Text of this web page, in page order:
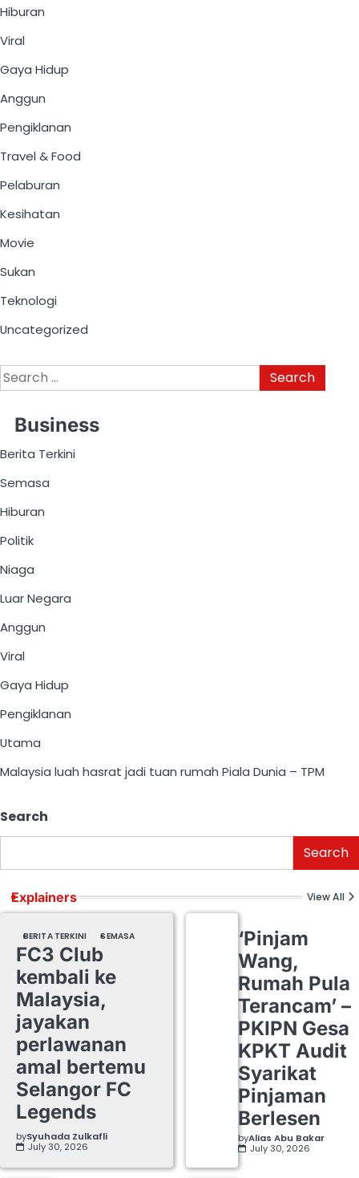
Hiburan
Viral
Gaya Hidup
Anggun
Pengiklanan
Travel & Food
Pelaburan
Kesihatan
Movie
Sukan
Teknologi
Uncategorized
Business
Berita Terkini
Semasa
Hiburan
Politik
Niaga
Luar Negara
Anggun
Viral
Gaya Hidup
Pengiklanan
Utama
Malaysia luah hasrat jadi tuan rumah Piala Dunia – TPM
Search
Search
Explainers View All
BERITA TERKINI SEMASA
FC3 Club
kembali ke
Malaysia,
jayakan
perlawanan
amal bertemu
Selangor FC
Legends
bySyuhada Zulkafli
July 30, 2026
‘Pinjam
Wang,
Rumah Pula
Terancam’ –
PKIPN Gesa
KPKT Audit
Syarikat
Pinjaman
Berlesen
byAlias Abu Bakar
July 30, 2026